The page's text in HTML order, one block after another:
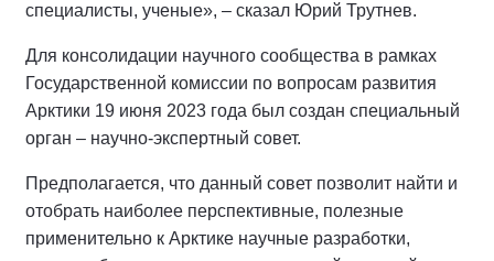
специалисты, ученые», – сказал Юрий Трутнев.
Для консолидации научного сообщества в рамках
Государственной комиссии по вопросам развития
Арктики 19 июня 2023 года был создан специальный
орган – научно-экспертный совет.
Предполагается, что данный совет позволит найти и
отобрать наиболее перспективные, полезные
применительно к Арктике научные разработки,